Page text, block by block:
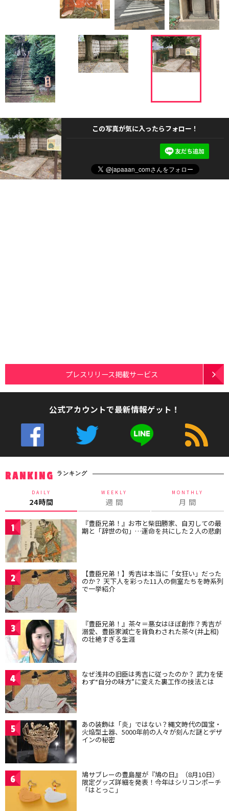
この写真が気に入ったらフォロー！
プレスリリース掲載サービス
公式アカウントで最新情報ゲット！
RANKING ランキング
DAILY
24時間
WEEKLY
週 間
MONTHLY
月 間
1 『豊臣兄弟！』お市と柴田勝家、自刃しての最
期と「辞世の句」…運命を共にした２人の悲劇
2 【豊臣兄弟！】秀吉は本当に「女狂い」だった
のか？ 天下人を彩った11人の側室たちを時系列
で一挙紹介
3 『豊臣兄弟！』茶々＝悪女はほぼ創作？秀吉が
溺愛、豊臣家滅亡を背負わされた茶々(井上和)
の壮絶すぎる生涯
4 なぜ浅井の旧臣は秀吉に従ったのか？ 武力を使
わず“自分の味方”に変えた裏工作の技法とは
5 あの装飾は「炎」ではない？縄文時代の国宝・
火焔型土器、5000年前の人々が刻んだ謎とデザ
インの秘密
6 鳩サブレーの豊島屋が『鳩の日』（8月10日）
限定グッズ詳細を発表！今年はシリコンポーチ
「はとっこ」